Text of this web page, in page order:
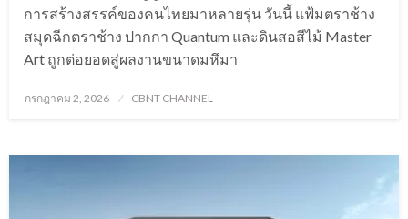
การสร้างสรรค์ของคนไทยมาหลายรุ่น วันนี้ แฟ้มตราช้าง
สมุดฉีกตราช้าง ปากกา Quantum และดินสอสีไม้ Master
Art ถูกต่อยอดสู่ผลงานขนาดมหึมา
Posted
กรกฎาคม 2, 2026 CBNT CHANNEL